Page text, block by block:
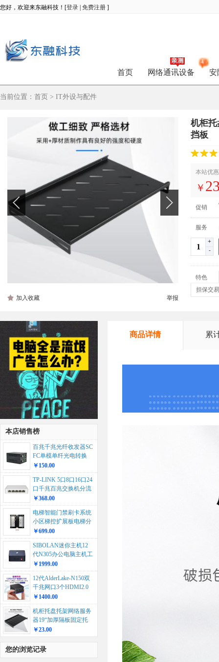
您好，欢迎来东融科技！[登录 免费注册 ]
首页 网络通讯设备 安
当前位置： 首页 > IT外设与配件
加入收藏 举报
机柜
挡板
本站优
￥
促销
服务
+
-
特色
担保交
本店销售榜
百兆千兆光纤收发器SC
FC单模单纤光电转换
器...
￥150.00
TP-LINK 5口8口16口24
口千兆百兆交换机分流
器网络集线器分线...
￥368.00
电梯智能门禁刷卡系统
小区梯控扩展板电梯分
层控制器生产...
￥699.00
SIBOLAN迷你主机12
代N305办公电脑主机工
厂直销外贸跨境min...
￥1999.00
12代AlderLake-N150双
千兆网口3个HDMI2.0
办公游戏...
￥1400.00
机柜托盘托架网络服务
器19“加厚隔板固定托
板多型号开放机柜挡
板...
￥23.00
您的浏览记录
商品详情 累